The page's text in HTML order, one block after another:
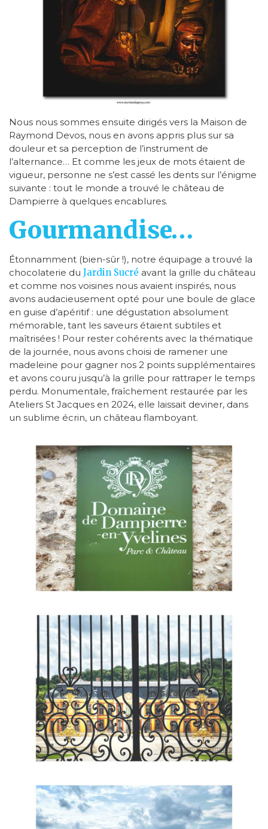
Nous nous sommes ensuite dirigés vers la Maison de
Raymond Devos, nous en avons appris plus sur sa
douleur et sa perception de l’instrument de
l’alternance… Et comme les jeux de mots étaient de
vigueur, personne ne s’est cassé les dents sur l’énigme
suivante : tout le monde a trouvé le château de
Dampierre à quelques encablures.
Gourmandise…
Étonnamment (bien-sûr !), notre équipage a trouvé la
chocolaterie du Jardin Sucré avant la grille du château
et comme nos voisines nous avaient inspirés, nous
avons audacieusement opté pour une boule de glace
en guise d’apéritif : une dégustation absolument
mémorable, tant les saveurs étaient subtiles et
maîtrisées ! Pour rester cohérents avec la thématique
de la journée, nous avons choisi de ramener une
madeleine pour gagner nos 2 points supplémentaires
et avons couru jusqu’à la grille pour rattraper le temps
perdu. Monumentale, fraîchement restaurée par les
Ateliers St Jacques en 2024, elle laissait deviner, dans
un sublime écrin, un château flamboyant.